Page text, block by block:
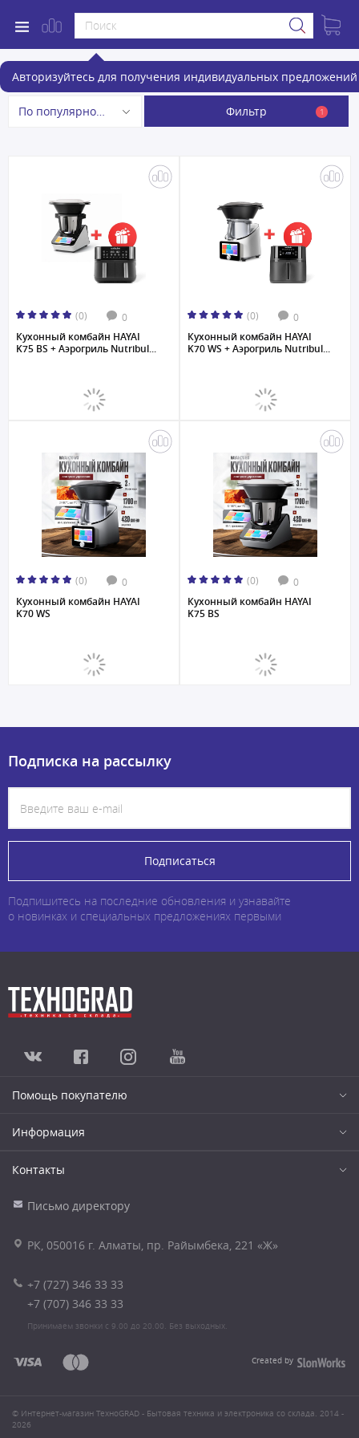
Авторизуйтесь для получения индивидуальных предложений
Кухонные комбайны
По популярности Фильтр 1
(0) 0
Кухонный комбайн HAYAI
K75 BS + Аэрогриль Nutribul...
(0) 0
Кухонный комбайн HAYAI
K70 WS + Аэрогриль Nutribul...
(0) 0
Кухонный комбайн HAYAI
K70 WS
(0) 0
Кухонный комбайн HAYAI
K75 BS
Подписка на рассылку
Подписаться
Подпишитесь на последние обновления и узнавайте
о новинках и специальных предложениях первыми
Помощь покупателю
Информация
Контакты
Письмо директору
РК, 050016 г. Алматы, пр. Райымбека, 221 «Ж»
+7 (727) 346 33 33
+7 (707) 346 33 33
Принимаем звонки с 9.00 до 20.00. Без выходных.
Created by
© Интернет-магазин ТехноGRAD - Бытовая техника и электроника со склада. 2014 -
2026